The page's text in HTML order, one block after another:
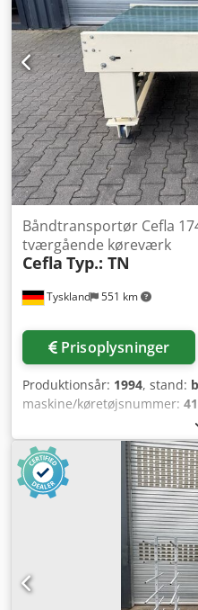
Tyskland 551 km
Båndtransportør Cefla
tværgående køreværk
Cefla Typ.: TN
Prisoplysninger
Produktionsår: 1994, stand:
maskine/køretøjsnummer:
Fabrikat: Cefla med
Længde: 1740 mm -
bredde: 1.600 mm - Højde:
Fremføringshastighed ca. 2 -
frekvensomformer 50 Hz -
af kunden - Placering: på
Motoreffekt: 0,75 kW -
Placering: på lager Chjdjya